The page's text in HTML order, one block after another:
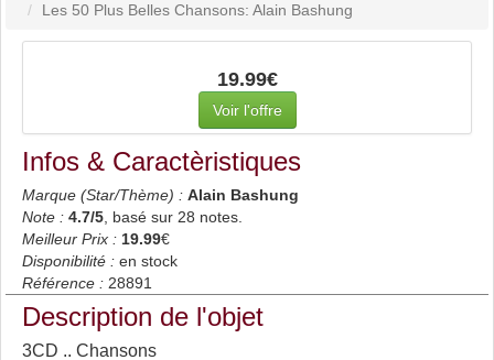
Les 50 Plus Belles Chansons: Alain Bashung
19.99€
Voir l'offre
Infos & Caractèristiques
Marque (Star/Thème) : Alain Bashung
Note : 4.7/5, basé sur 28 notes.
Meilleur Prix : 19.99€
Disponibilité : en stock
Référence : 28891
Description de l'objet
3CD .. Chansons